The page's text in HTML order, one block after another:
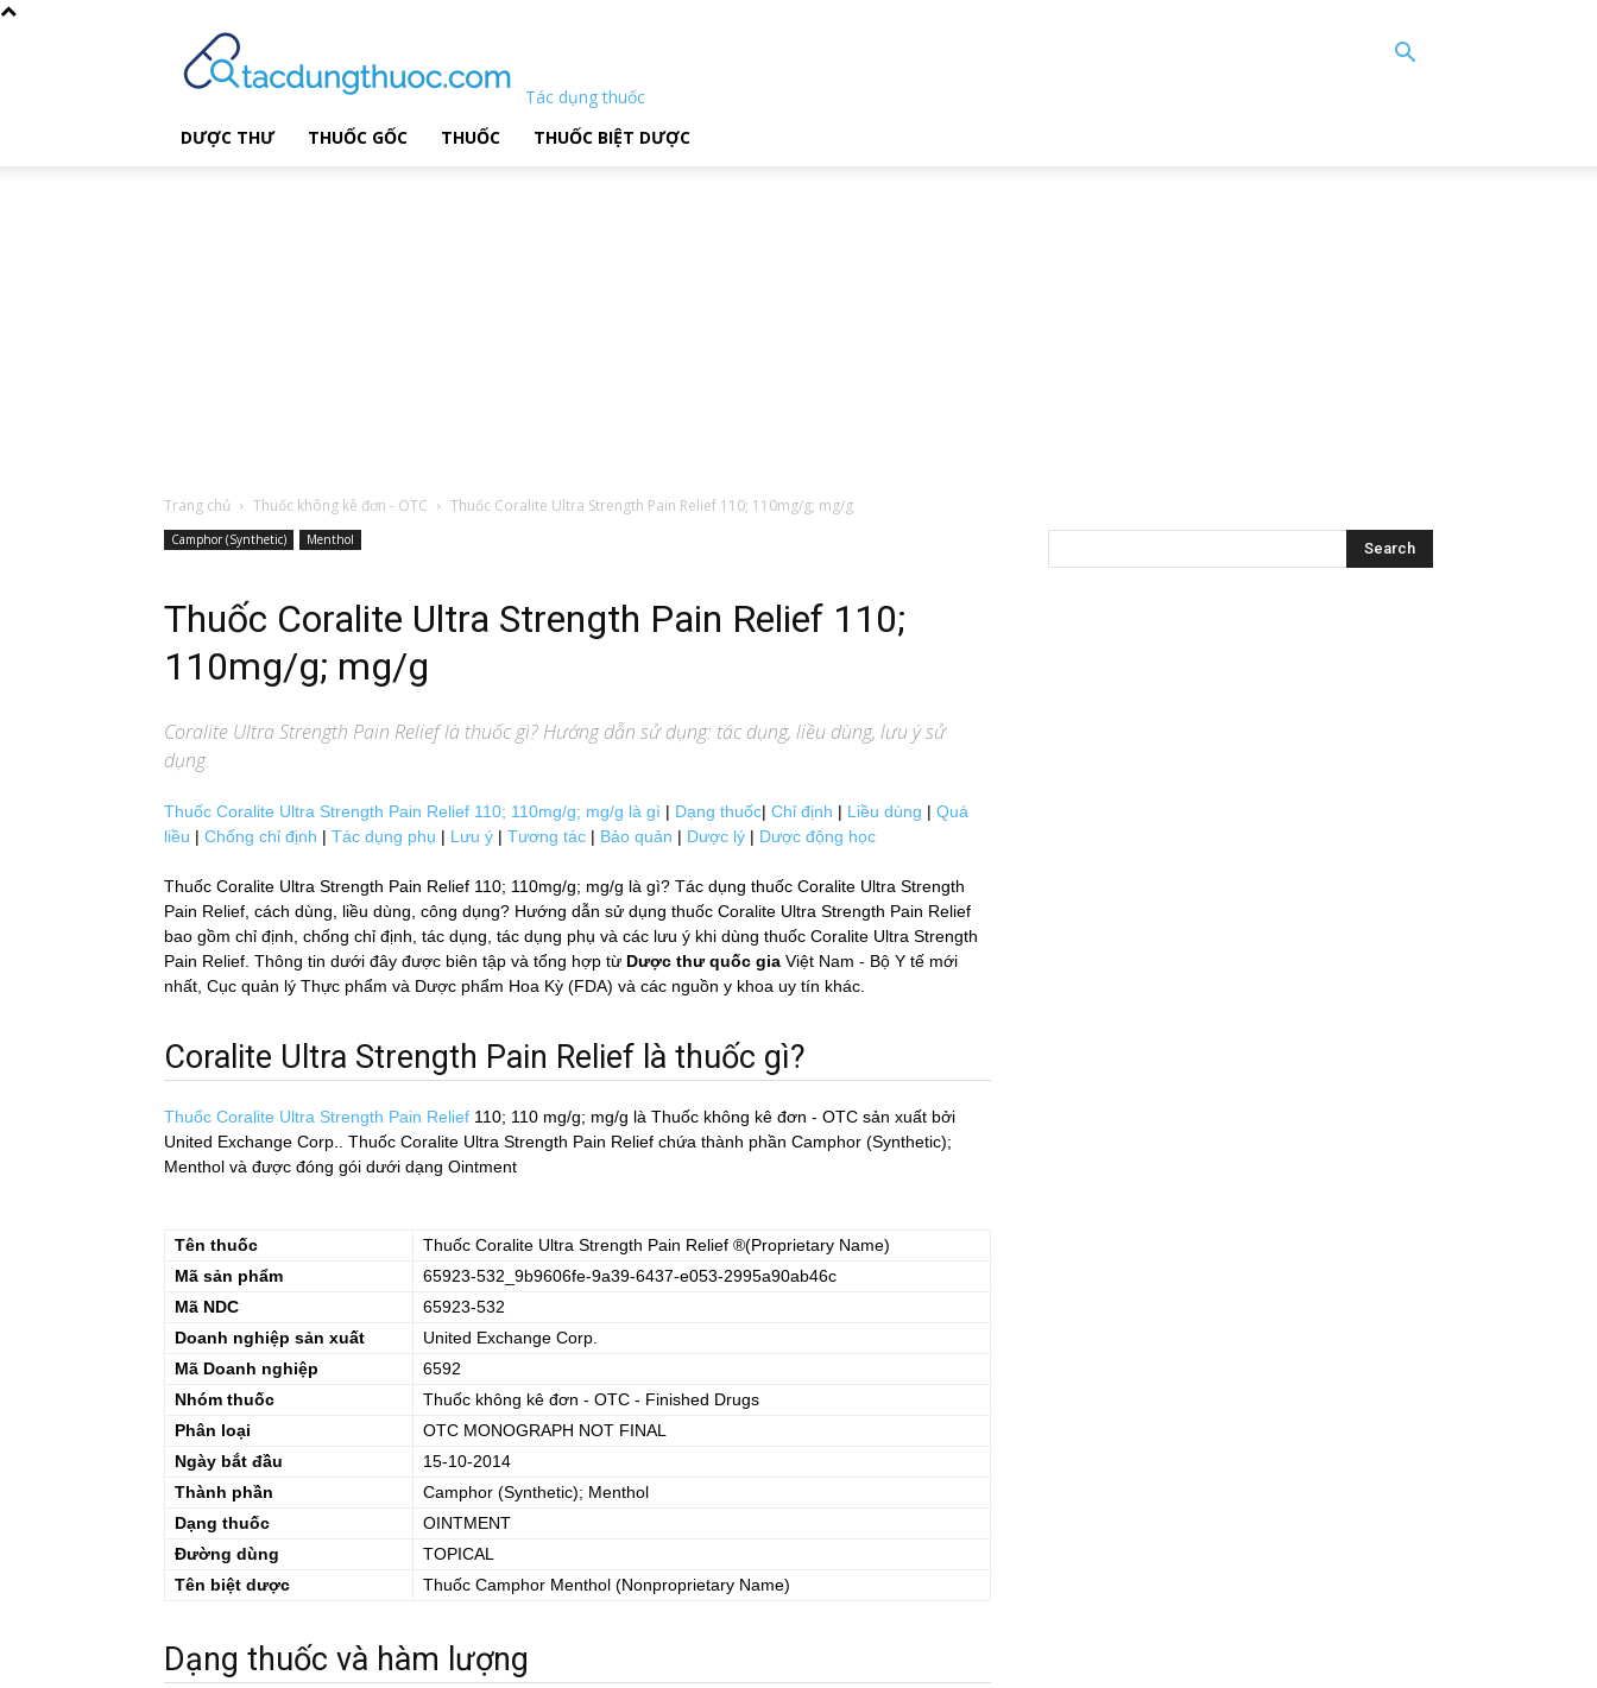
Tác dụng thuốc
DƯỢC THƯ
THUỐC GỐC THUỐC THUỐC BIỆT DƯỢC
Trang chủ Thuốc không kê đơn - OTC Thuốc Coralite Ultra Strength Pain Relief 110; 110mg/g; mg/g
Camphor (Synthetic) Menthol
Thuốc Coralite Ultra Strength Pain Relief 110;
110mg/g; mg/g
Coralite Ultra Strength Pain Relieflà thuốc gì? Hướng dẫn sử dụng: tác dụng, liều dùng, lưu ý sử
dụng.
Thuốc Coralite Ultra Strength Pain Relief 110; 110mg/g; mg/g là gì | Dạng thuốc| Chỉ định | Liều dùng | Quá
liều | Chống chỉ định | Tác dụng phụ | Lưu ý | Tương tác | Bảo quản | Dược lý | Dược động học
Thuốc Coralite Ultra Strength Pain Relief 110; 110mg/g; mg/g là gì? Tác dụng thuốc Coralite Ultra Strength
Pain Relief, cách dùng, liều dùng, công dụng? Hướng dẫn sử dụng thuốc Coralite Ultra Strength Pain Relief
bao gồm chỉ định, chống chỉ định, tác dụng, tác dụng phụ và các lưu ý khi dùng thuốc Coralite Ultra Strength
Pain Relief. Thông tin dưới đây được biên tập và tổng hợp từ Dược thư quốc gia Việt Nam - Bộ Y tế mới
nhất, Cục quản lý Thực phẩm và Dược phẩm Hoa Kỳ (FDA) và các nguồn y khoa uy tín khác.
Coralite Ultra Strength Pain Relief là thuốc gì?
Thuốc Coralite Ultra Strength Pain Relief 110; 110 mg/g; mg/g là Thuốc không kê đơn - OTC sản xuất bởi
United Exchange Corp.. Thuốc Coralite Ultra Strength Pain Relief chứa thành phần Camphor (Synthetic);
Menthol và được đóng gói dưới dạng Ointment
Tên thuốc Thuốc Coralite Ultra Strength Pain Relief ®(Proprietary Name)
Mã sản phẩm
65923-532_9b9606fe-9a39-6437-e053-2995a90ab46c
Mã NDC
65923-532
Doanh nghiệp sản xuất
United Exchange Corp.
Mã Doanh nghiệp
6592
Nhóm thuốc
Thuốc không kê đơn - OTC - Finished Drugs
Phân loại
OTC MONOGRAPH NOT FINAL
Ngày bắt đầu
15-10-2014
Thành phần
Camphor (Synthetic); Menthol
Dạng thuốc
OINTMENT
Đường dùng
TOPICAL
Tên biệt dược
Thuốc Camphor Menthol (Nonproprietary Name)
Dạng thuốc và hàm lượng